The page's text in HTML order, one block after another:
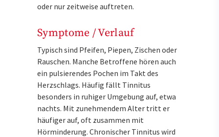
oder nur zeitweise auftreten.
Symptome / Verlauf
Typisch sind Pfeifen, Piepen, Zischen oder
Rauschen. Manche Betroffene hören auch
ein pulsierendes Pochen im Takt des
Herzschlags. Häufig fällt Tinnitus
besonders in ruhiger Umgebung auf, etwa
nachts. Mit zunehmendem Alter tritt er
häufiger auf, oft zusammen mit
Hörminderung. Chronischer Tinnitus wird